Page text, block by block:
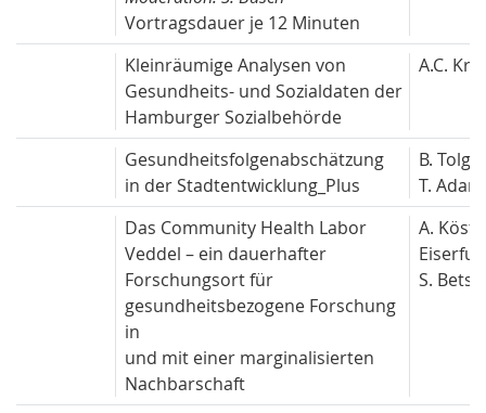
Vortragsdauer je 12 Minuten
Kleinräumige Analysen von
Gesundheits- und Sozialdaten der
Hamburger Sozialbehörde
A.C.
Gesundheitsfolgenabschätzung
in der Stadtentwicklung_Plus
B. Tolg
T.
Das Community Health Labor
Veddel – ein dauerhafter
Forschungsort für
gesundheitsbezogene Forschung
in
und mit einer marginalisierten
Nachbarschaft
A.
S.